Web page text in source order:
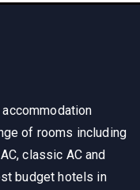
of rooms including
classic AC and
budget hotels in